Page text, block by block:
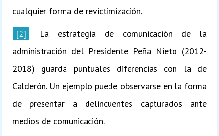
cualquier forma de revictimización.
[2]
La estrategia de comunicación de la
administración del Presidente Peña Nieto (2012-
2018) guarda puntuales diferencias con la de
Calderón. Un ejemplo puede observarse en la forma
de presentar a delincuentes capturados ante
medios de comunicación.